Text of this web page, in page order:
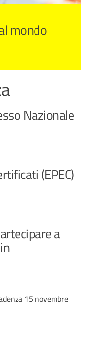
mondo
Nazionale
(EPEC)
a
15 novembre